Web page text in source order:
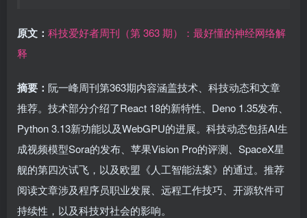
原文： 科技爱好者周刊（第 363 期）：最好懂的神经网络解
释
摘要： 阮一峰周刊第363期内容涵盖技术、科技动态和文章
推荐。技术部分介绍了React 18的新特性、Deno 1.35发布、
Python 3.13新功能以及WebGPU的进展。科技动态包括AI生
成视频模型Sora的发布、苹果Vision Pro的评测、SpaceX星
舰的第四次试飞，以及欧盟《人工智能法案》的通过。推荐
阅读文章涉及程序员职业发展、远程工作技巧、开源软件可
持续性，以及科技对社会的影响。